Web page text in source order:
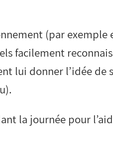
(par exemple
facilement
lui donner l’idée de
la journée pour